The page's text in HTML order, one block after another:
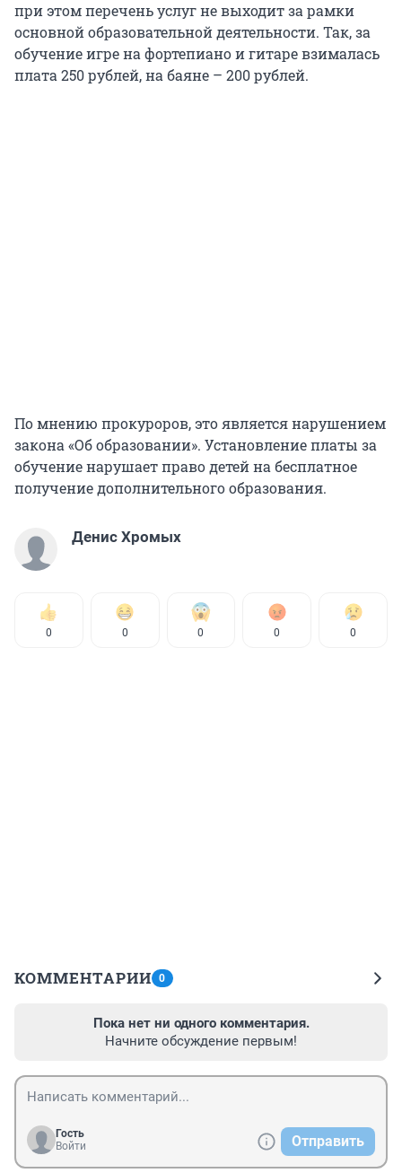
при этом перечень услуг не выходит за рамки
основной образовательной деятельности. Так, за
обучение игре на фортепиано и гитаре взималась
плата 250 рублей, на баяне – 200 рублей.
По мнению прокуроров, это является нарушением
закона «Об образовании». Установление платы за
обучение нарушает право детей на бесплатное
получение дополнительного образования.
Денис Хромых
0 0 0 0 0
КОММЕНТАРИИ 0
Пока нет ни одного комментария.
Начните обсуждение первым!
Гость
Войти
Отправить